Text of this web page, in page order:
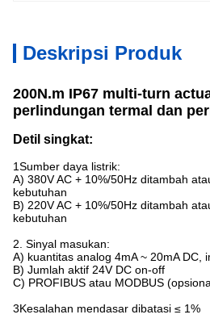
Deskripsi Produk
200N.m IP67 multi-turn
perlindungan termal dan
Detil singkat:
1Sumber daya listrik:
A) 380V AC + 10%/50Hz ditambah
kebutuhan
B) 220V AC + 10%/50Hz ditambah
kebutuhan
2. Sinyal masukan:
A) kuantitas analog 4mA ~ 20mA DC,
B) Jumlah aktif 24V DC on-off
C) PROFIBUS atau MODBUS
3Kesalahan mendasar dibatasi ≤ 1%